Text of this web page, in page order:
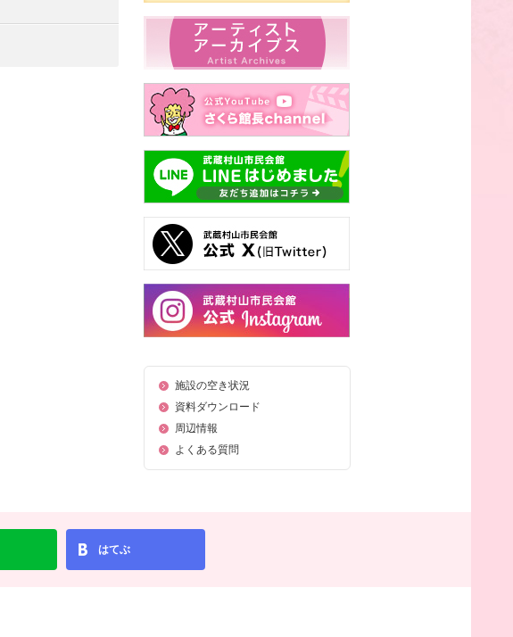
施設の空き状況
資料ダウンロード
周辺情報
よくある質問
はてぶ